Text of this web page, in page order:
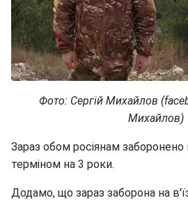
Фото: Сергій Михайлов
Михайлов)
Зараз обом росіянам заборонено
терміном на 3 роки.
Додамо, що зараз заборона на